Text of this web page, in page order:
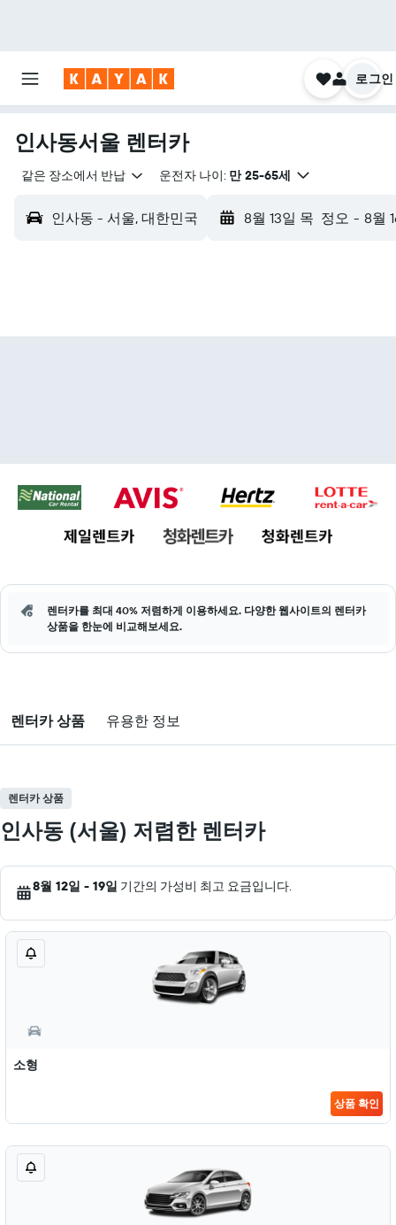
로그인
인사동서울 렌터카
같은 장소에서 반납 운전자 나이: 만 25-65세
인사동 - 서울, 대한민국 8월 13일 목 정오 - 8월
렌터카를 최대 40% 저렴하게 이용하세요. 다양한 웹사이트의 렌터카
상품을 한눈에 비교해보세요.
렌터카 상품 유용한 정보
렌터카 상품
인사동 (서울) 저렴한 렌터카
8월 12일 - 19일 기간의 가성비 최고 요금입니다.
소형
상품 확인